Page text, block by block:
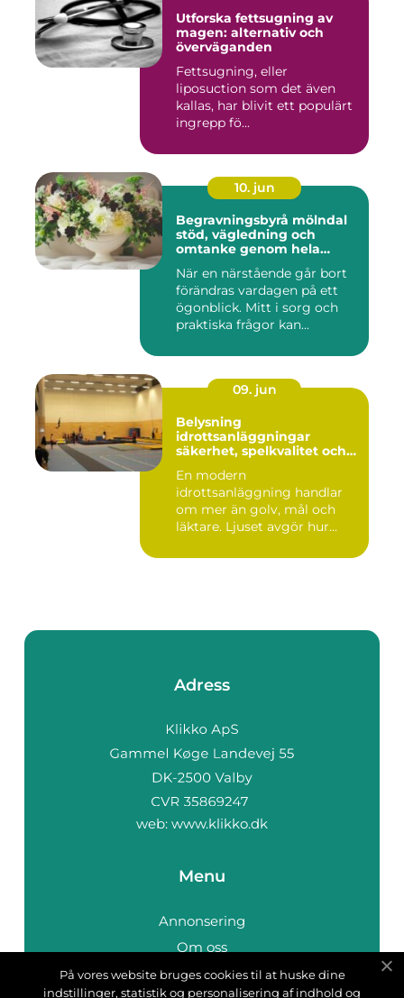
Utforska fettsugning av
magen: alternativ och
överväganden
Fettsugning, eller
liposuction som det även
kallas, har blivit ett populärt
ingrepp fö...
10. jun
Begravningsbyrå mölndal
stöd, vägledning och
omtanke genom hela
När en närstående går bort
förändras vardagen på ett
ögonblick. Mitt i sorg och
praktiska frågor kan...
09. jun
Belysning
idrottsanläggningar
säkerhet, spelkvalitet och
En modern
idrottsanläggning handlar
om mer än golv, mål och
läktare. Ljuset avgör hur
Adress
web: www.klikko.dk
Menu
Annonsering
Om oss
Cookies
På vores website bruges cookies til at huske dine
indstillinger, statistik og personalisering af indhold og